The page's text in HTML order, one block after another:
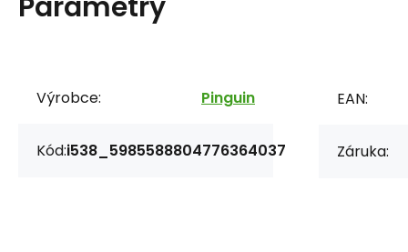
Výrobce: Pinguin
Kód:i538_5985588804776364037
EAN:
Záruka: